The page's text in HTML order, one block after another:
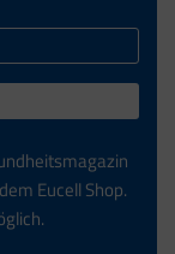
Eucell Shop.